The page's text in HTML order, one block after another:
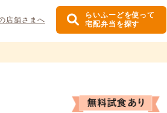
店舗さまへ
らいふーどを使って
宅配弁当を探す